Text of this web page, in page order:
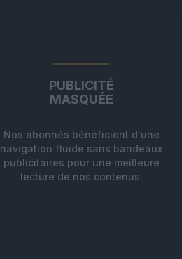
PUBLICITÉ
MASQUÉE
Nos abonnés bénéficient d'une
navigation fluide sans bandeaux
publicitaires pour une meilleure
lecture de nos contenus.